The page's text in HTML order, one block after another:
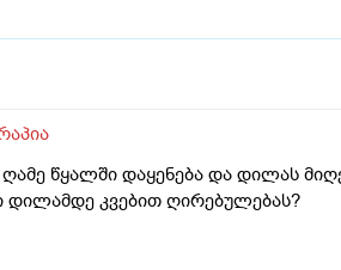
წყალში დაყენება და დილას
დილამდე კვებით ღირებულებას?